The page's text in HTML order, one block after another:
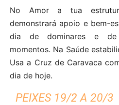
No Amor a tua
demonstrará apoio e bem-
dia de dominares e de
momentos. Na Saúde
Usa a Cruz de Caravaca
dia de hoje.
PEIXES 19/2 A 20/3